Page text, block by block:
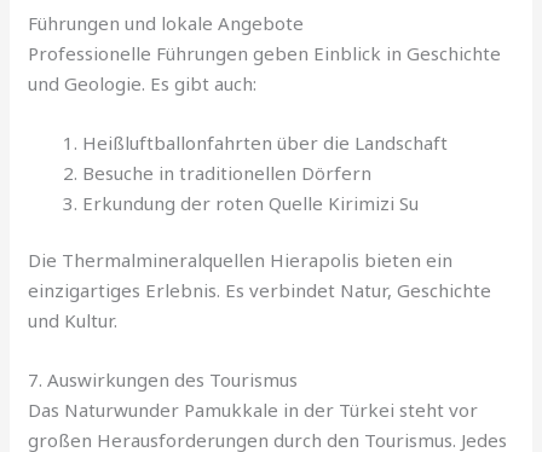
Führungen und lokale Angebote
Professionelle Führungen geben Einblick in Geschichte
und Geologie. Es gibt auch:
Heißluftballonfahrten über die Landschaft
Besuche in traditionellen Dörfern
Erkundung der roten Quelle Kirimizi Su
Die Thermalmineralquellen Hierapolis bieten ein
einzigartiges Erlebnis. Es verbindet Natur, Geschichte
und Kultur.
7. Auswirkungen des Tourismus
Das Naturwunder Pamukkale in der Türkei steht vor
großen Herausforderungen durch den Tourismus. Jedes